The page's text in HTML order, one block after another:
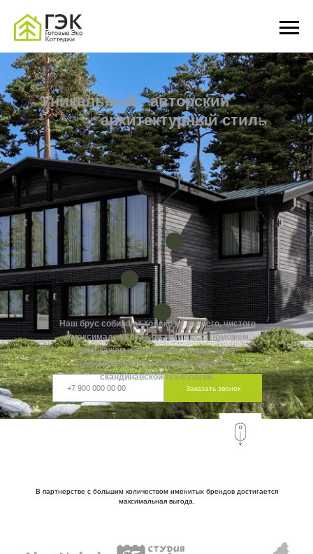
Уникальный - авторский
Заказать звонок
Наш брус собирают только из зимнего, чистого
и максимально стабильного леса. Поможем,
расскажем и покажем все наши дома
выполненные из клееного бруса по
скандинавской технологии.
архитектурный стиль
Реализованный проект «Изумруд»
В партнерстве с большим количеством именитых брендов достигается
максимальная выгода.